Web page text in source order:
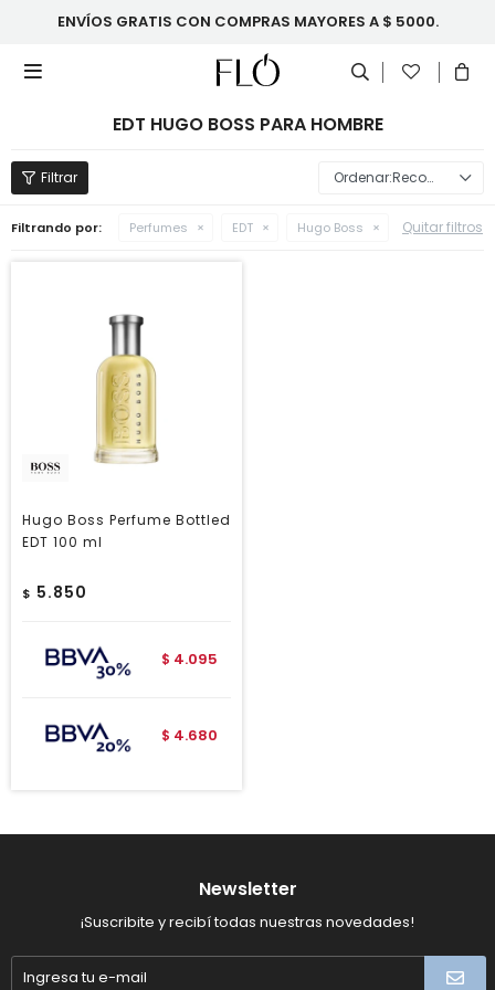
ENVÍOS GRATIS CON COMPRAS MAYORES A $ 5000.

EDT HUGO BOSS PARA HOMBRE
Recomendados
Filtrando por: Perfumes EDT Hugo Boss Quitar filtros
Hugo Boss Perfume Bottled
EDT 100 ml
$ 5.850
$ 4.095
$ 4.680
Newsletter
¡Suscribite y recibí todas nuestras novedades!